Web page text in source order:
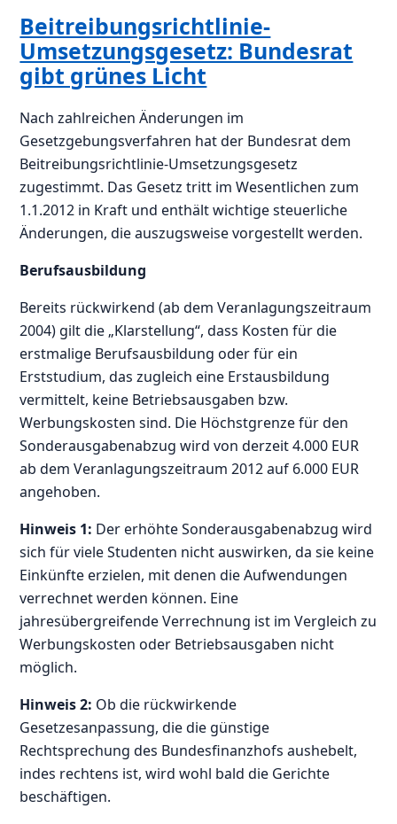
Beitreibungsrichtlinie-
Umsetzungsgesetz: Bundesrat
gibt grünes Licht
Nach zahlreichen Änderungen im
Gesetzgebungsverfahren hat der Bundesrat dem
Beitreibungsrichtlinie-Umsetzungsgesetz
zugestimmt. Das Gesetz tritt im Wesentlichen zum
1.1.2012 in Kraft und enthält wichtige steuerliche
Änderungen, die auszugsweise vorgestellt werden.
Berufsausbildung
Bereits rückwirkend (ab dem Veranlagungszeitraum
2004) gilt die „Klarstellung“, dass Kosten für die
erstmalige Berufsausbildung oder für ein
Erststudium, das zugleich eine Erstausbildung
vermittelt, keine Betriebsausgaben bzw.
Werbungskosten sind. Die Höchstgrenze für den
Sonderausgabenabzug wird von derzeit 4.000 EUR
ab dem Veranlagungszeitraum 2012 auf 6.000 EUR
angehoben.
Hinweis 1: Der erhöhte Sonderausgabenabzug wird
sich für viele Studenten nicht auswirken, da sie keine
Einkünfte erzielen, mit denen die Aufwendungen
verrechnet werden können. Eine
jahresübergreifende Verrechnung ist im Vergleich zu
Werbungskosten oder Betriebsausgaben nicht
möglich.
Hinweis 2: Ob die rückwirkende
Gesetzesanpassung, die die günstige
Rechtsprechung des Bundesfinanzhofs aushebelt,
indes rechtens ist, wird wohl bald die Gerichte
beschäftigen.